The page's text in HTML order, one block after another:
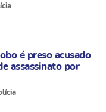
é preso acusado
assassinato por